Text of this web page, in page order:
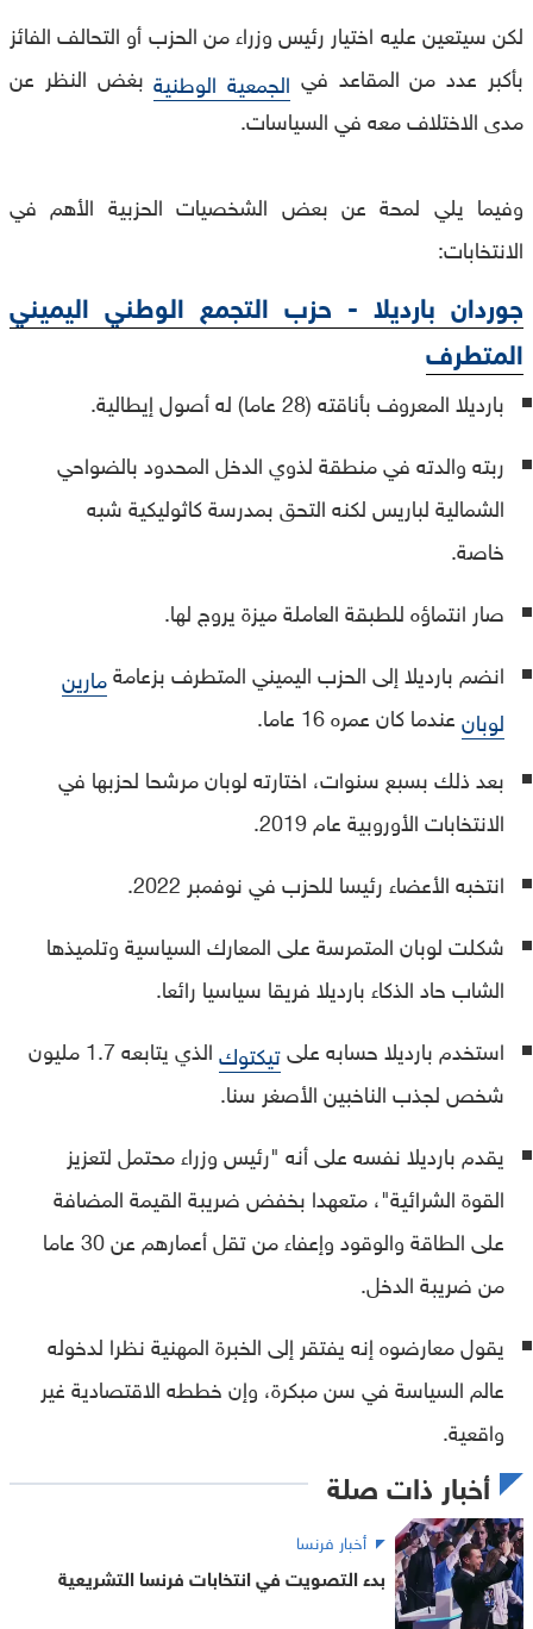
لكن سيتعين عليه اختيار رئيس وزراء من الحزب أو التحالف الفائز
بأكبر عدد من المقاعد في الجمعية الوطنيةبغض النظر عن
مدى الاختلاف معه في السياسات.
وفيما يلي لمحة عن بعض الشخصيات الحزبية الأهم في
الانتخابات:
جوردان بارديلا - حزب التجمع الوطني اليميني
المتطرف
بارديلا المعروف بأناقته (28 عاما) له أصول إيطالية.
ربته والدته في منطقة لذوي الدخل المحدود بالضواحي
الشمالية لباريس لكنه التحق بمدرسة كاثوليكية شبه
خاصة.
صار انتماؤه للطبقة العاملة ميزة يروج لها.
انضم بارديلا إلى الحزب اليميني المتطرف بزعامةمارين
لوبانعندما كان عمره 16 عاما.
بعد ذلك بسبع سنوات، اختارته لوبان مرشحا لحزبها في
الانتخابات الأوروبية عام 2019.
انتخبه الأعضاء رئيسا للحزب في نوفمبر 2022.
شكلت لوبان المتمرسة على المعارك السياسية وتلميذها
الشاب حاد الذكاء بارديلا فريقا سياسيا رائعا.
استخدم بارديلا حسابه علىتيكتوك
الذي يتابعه 1.7 مليون
شخص لجذب الناخبين الأصغر سنا.
يقدم بارديلا نفسه على أنه "رئيس وزراء محتمل لتعزيز
القوة الشرائية"، متعهدا بخفض ضريبة القيمة المضافة
على الطاقة والوقود وإعفاء من تقل أعمارهم عن 30 عاما
من ضريبة الدخل.
يقول معارضوه إنه يفتقر إلى الخبرة المهنية نظرا لدخوله
عالم السياسة في سن مبكرة، وإن خططه الاقتصادية غير
واقعية.
أخبار ذات صلة
أخبار فرنسا
بدء التصويت في انتخابات فرنسا التشريعية